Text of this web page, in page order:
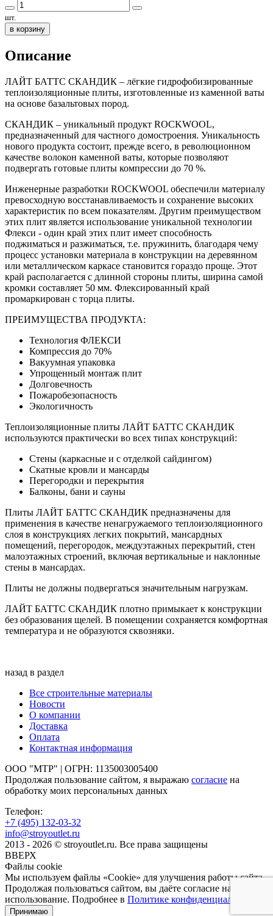
шт.
в корзину
Описание
ЛАЙТ БАТТС СКАНДИК – лёгкие гидрофобизированные
теплоизоляционные плиты, изготовленные из каменной ваты
на основе базальтовых пород.
СКАНДИК – уникальный продукт ROCKWOOL,
предназначенный для частного домостроения. Уникальность
нового продукта состоит, прежде всего, в революционном
качестве волокон каменной ваты, которые позволяют
подвергать готовые плиты компрессии до 70 %.
Инженерные разработки ROCKWOOL обеспечили материалу
превосходную восстанавливаемость и сохранение высоких
характеристик по всем показателям. Другим преимуществом
этих плит является использование уникальной технологии
Флекси - один край этих плит имеет способность
поджиматься и разжиматься, т.е. пружинить, благодаря чему
процесс установки материала в конструкции на деревянном
или металлическом каркасе становится гораздо проще. Этот
край располагается с длинной стороны плиты, ширина самой
кромки составляет 50 мм. Флексированный край
промаркирован с торца плиты.
ПРЕИМУЩЕСТВА ПРОДУКТА:
Технология ФЛЕКСИ
Компрессия до 70%
Вакуумная упаковка
Упрощенный монтаж плит
Долговечность
Пожаробезопасность
Экологичность
Теплоизоляционные плиты ЛАЙТ БАТТС СКАНДИК
используются практически во всех типах конструкций:
Стены (каркасные и с отделкой сайдингом)
Скатные кровли и мансарды
Перегородки и перекрытия
Балконы, бани и сауны
Плиты ЛАЙТ БАТТС СКАНДИК предназначены для
применения в качестве ненагружаемого теплоизоляционного
слоя в конструкциях легких покрытий, мансардных
помещений, перегородок, междуэтажных перекрытий, стен
малоэтажных строений, включая вертикальные и наклонные
стены в мансардах.
Плиты не должны подвергаться значительным нагрузкам.
ЛАЙТ БАТТС СКАНДИК плотно примыкает к конструкции
без образования щелей. В помещении сохраняется комфортная
температура и не образуются сквозняки.
назад в раздел
Все строительные материалы
Новости
О компании
Доставка
Оплата
Контактная информация
ООО "МТР" | ОГРН: 1135003005400
Продолжая пользование сайтом, я выражаю согласие на
обработку моих персональных данных
Телефон:
+7 (495) 132-03-32
info@stroyoutlet.ru
2013 - 2026 © stroyoutlet.ru. Все права защищены
ВВЕРХ
Файлы cookie
Мы используем файлы «Cookie» для улучшения работы сайта.
Продолжая пользоваться сайтом, вы даёте согласие на их
использование. Подробнее в Политике конфиденциальности
Принимаю